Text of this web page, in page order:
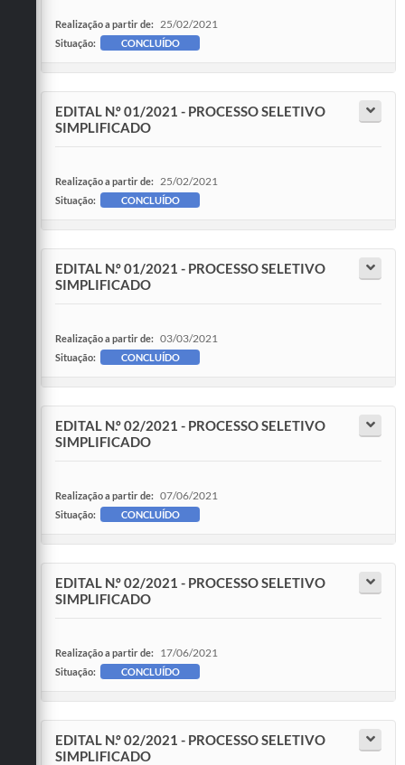
Realização a partir de: 25/02/2021
Situação: CONCLUÍDO
EDITAL N.º 01/2021 - PROCESSO SELETIVO
SIMPLIFICADO
Realização a partir de: 25/02/2021
Situação: CONCLUÍDO
EDITAL N.º 01/2021 - PROCESSO SELETIVO
SIMPLIFICADO
Realização a partir de: 03/03/2021
Situação: CONCLUÍDO
EDITAL N.º 02/2021 - PROCESSO SELETIVO
SIMPLIFICADO
Realização a partir de: 07/06/2021
Situação: CONCLUÍDO
EDITAL N.º 02/2021 - PROCESSO SELETIVO
SIMPLIFICADO
Realização a partir de: 17/06/2021
Situação: CONCLUÍDO
EDITAL N.º 02/2021 - PROCESSO SELETIVO
SIMPLIFICADO